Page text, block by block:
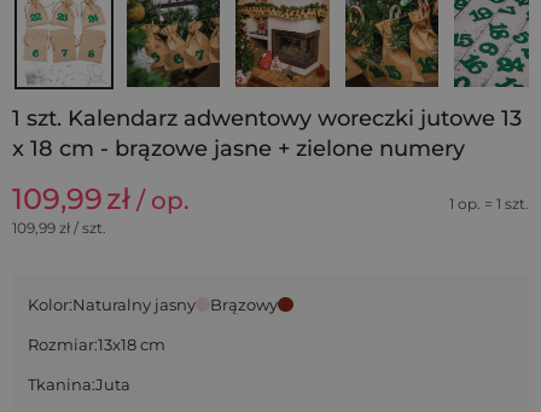
1 szt. Kalendarz adwentowy woreczki jutowe 13
x 18 cm - brązowe jasne + zielone numery
109,99zł / op.
1 op. = 1 szt.
109,99 zł / szt.
Kolor:Naturalny jasny Brązowy
Rozmiar:13x18 cm
Tkanina:Juta